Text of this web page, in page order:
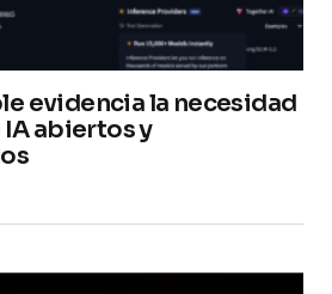
evidencia la necesidad
abiertos y